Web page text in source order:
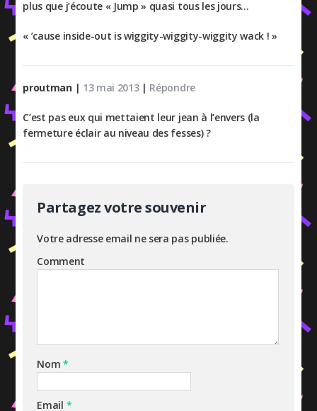
plus que j’écoute « Jump » quasi tous les jours…
« ’cause inside-out is wiggity-wiggity-wiggity wack ! »
proutman | 13 mai 2013| Répondre
C’est pas eux qui mettaient leur jean à l’envers (la
fermeture éclair au niveau des fesses) ?
Partagez votre souvenir
Votre adresse email ne sera pas publiée.
Comment
Nom*
Email *